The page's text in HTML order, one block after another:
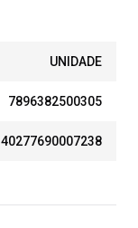
UNIDADE
7896382500305
40277690007238